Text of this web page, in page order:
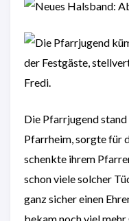
Die Pfarrjugend
Pfarrheim, sorgte für
schenkte ihrem
schon viele solcher
ganz sicher einen